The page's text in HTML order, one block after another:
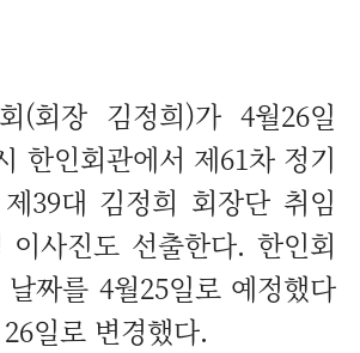
(회장 김정희)가 4월26일
한인회관에서 제61차 정기
39대 김정희 회장단 취임
사진도 선출한다. 한인회
짜를 4월25일로 예정했다
일로 변경했다.